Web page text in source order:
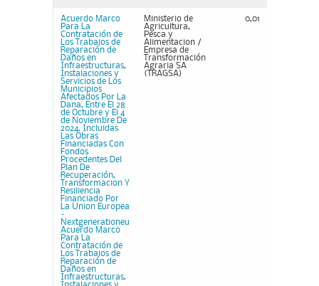
Acuerdo Marco
Para La
Contratación de
Los Trabajos de
Reparación de
Daños en
Infraestructuras,
Instalaciones y
Servicios de Los
Municipios
Afectados Por La
Dana, Entre El 28
de Octubre y El 4
de Noviembre De
2024, Incluidas
Las Obras
Financiadas Con
Fondos
Procedentes Del
Plan De
Recuperación,
Transformacion Y
Resiliencia
Financiado Por
La Union Europea
–
Nextgenerationeu
Acuerdo Marco
Para La
Contratación de
Los Trabajos de
Reparación de
Daños en
Infraestructuras,
Ministerio de
Agricultura,
Pesca y
Alimentacion /
Empresa de
Transformación
Agraria SA
(TRAGSA)
0,01